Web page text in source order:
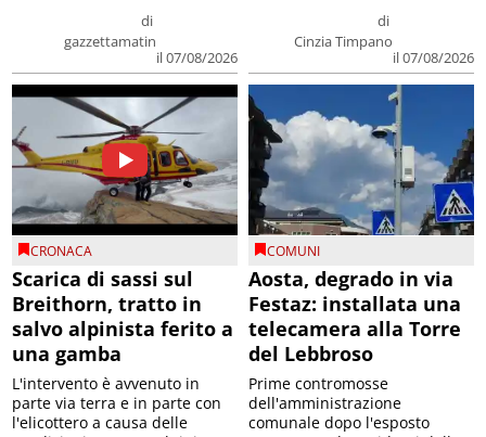
di
gazzettamatin
il 07/08/2026
di
Cinzia Timpano
il 07/08/2026
CRONACA
Scarica di sassi sul
Breithorn, tratto in
salvo alpinista ferito a
una gamba
L'intervento è avvenuto in
parte via terra e in parte con
l'elicottero a causa delle
COMUNI
Aosta, degrado in via
Festaz: installata una
telecamera alla Torre
del Lebbroso
Prime contromosse
dell'amministrazione
comunale dopo l'esposto